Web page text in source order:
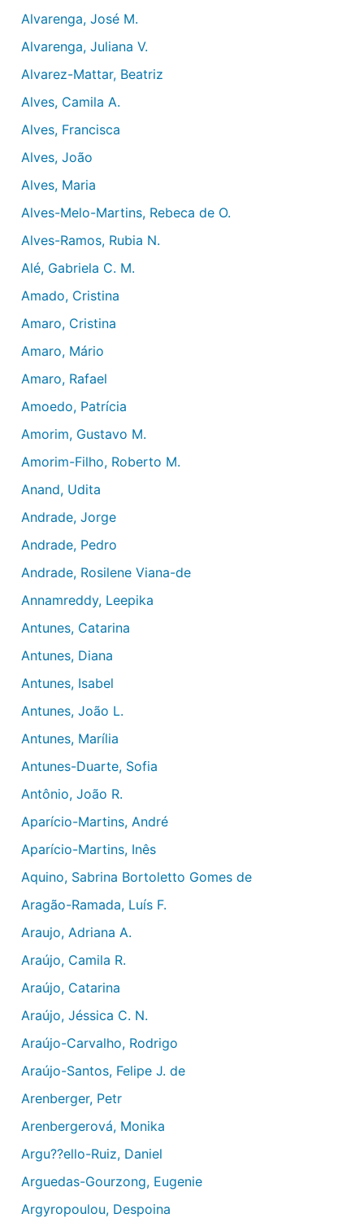
Alvarenga, José M.
Alvarenga, Juliana V.
Alvarez-Mattar, Beatriz
Alves, Camila A.
Alves, Francisca
Alves, João
Alves, Maria
Alves-Melo-Martins, Rebeca de O.
Alves-Ramos, Rubia N.
Alé, Gabriela C. M.
Amado, Cristina
Amaro, Cristina
Amaro, Mário
Amaro, Rafael
Amoedo, Patrícia
Amorim, Gustavo M.
Amorim-Filho, Roberto M.
Anand, Udita
Andrade, Jorge
Andrade, Pedro
Andrade, Rosilene Viana-de
Annamreddy, Leepika
Antunes, Catarina
Antunes, Diana
Antunes, Isabel
Antunes, João L.
Antunes, Marília
Antunes-Duarte, Sofia
Antônio, João R.
Aparício-Martins, André
Aparício-Martins, Inês
Aquino, Sabrina Bortoletto Gomes de
Aragão-Ramada, Luís F.
Araujo, Adriana A.
Araújo, Camila R.
Araújo, Catarina
Araújo, Jéssica C. N.
Araújo-Carvalho, Rodrigo
Araújo-Santos, Felipe J. de
Arenberger, Petr
Arenbergerová, Monika
Argu??ello-Ruiz, Daniel
Arguedas-Gourzong, Eugenie
Argyropoulou, Despoina